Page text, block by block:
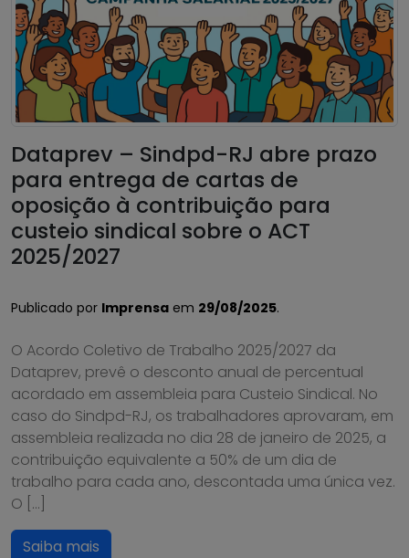
Dataprev – Sindpd-RJ abre prazo
para entrega de cartas de
oposição à contribuição para
custeio sindical sobre o ACT
2025/2027
Publicado por Imprensa em 29/08/2025.
O Acordo Coletivo de Trabalho 2025/2027 da
Dataprev, prevê o desconto anual de percentual
acordado em assembleia para Custeio Sindical. No
caso do Sindpd-RJ, os trabalhadores aprovaram, em
assembleia realizada no dia 28 de janeiro de 2025, a
contribuição equivalente a 50% de um dia de
trabalho para cada ano, descontada uma única vez.
O […]
Saiba mais